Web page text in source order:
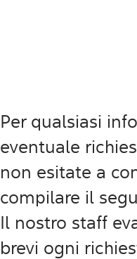
Per qualsiasi
eventuale
non esitate a
compilare il
Il nostro staff
brevi ogni